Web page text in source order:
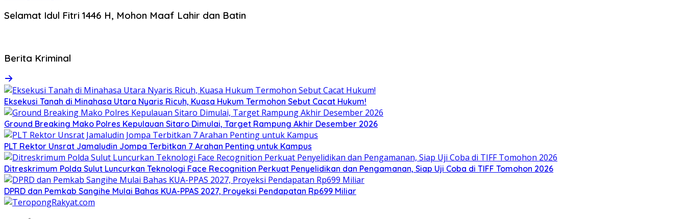
Selamat Idul Fitri 1446 H, Mohon Maaf Lahir dan Batin
Berita Kriminal
Eksekusi Tanah di Minahasa Utara Nyaris Ricuh, Kuasa Hukum Termohon Sebut Cacat Hukum!
Ground Breaking Mako Polres Kepulauan Sitaro Dimulai, Target Rampung Akhir Desember 2026
​PLT Rektor Unsrat Jamaludin Jompa Terbitkan 7 Arahan Penting untuk Kampus
Ditreskrimum Polda Sulut Luncurkan Teknologi Face Recognition Perkuat Penyelidikan dan Pengamanan, Siap Uji Coba di TIFF Tomohon 2026
DPRD dan Pemkab Sangihe Mulai Bahas KUA-PPAS 2027, Proyeksi Pendapatan Rp699 Miliar